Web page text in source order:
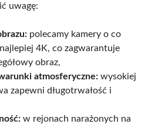
uwagę:
polecamy kamery o co
4K, co zagwarantuje
obraz,
atmosferyczne: wysokiej
zapewni długotrwałość i
w rejonach narażonych na